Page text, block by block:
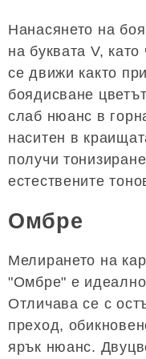
Нанасянето на
на буквата V,
се движи както
боядисване
слаб нюанс в
наситен в
получи
естествените
Омбре
Мелирането на
"Омбре" е идеално
Отличава се с
преход,
ярък нюанс.